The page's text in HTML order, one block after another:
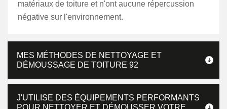
matériaux de toiture et n'ont aucune répercussion
négative sur l'environnement.
MES MÉTHODES DE NETTOYAGE ET
DÉMOUSSAGE DE TOITURE 92
J'UTILISE DES ÉQUIPEMENTS PERFORMANTS
POUR NETTOYER ET DÉMOUSSER VOTRE